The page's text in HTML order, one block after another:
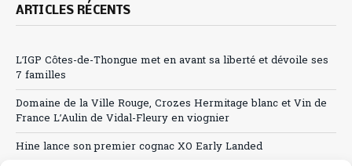
ARTICLES RÉCENTS
L’IGP Côtes-de-Thongue met en avant sa liberté et dévoile ses
7 familles
Domaine de la Ville Rouge, Crozes Hermitage blanc et Vin de
France L’Aulin de Vidal-Fleury en viognier
Hine lance son premier cognac XO Early Landed